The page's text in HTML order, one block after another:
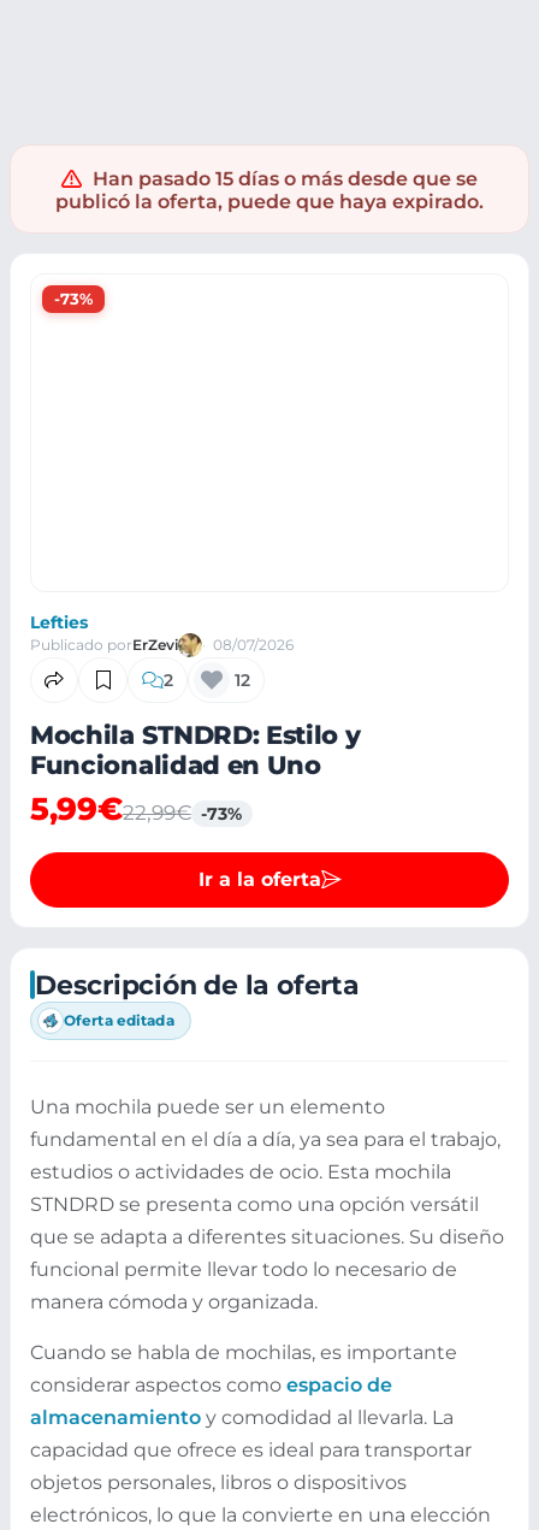
Han pasado 15 días o más desde que se
publicó la oferta, puede que haya expirado.
-73%
Lefties
Publicado porErZevi 08/07/2026
2 12
Mochila STNDRD: Estilo y
Funcionalidad en Uno
5,99€22,99€ -73%
Ir a la oferta
Descripción de la oferta
Oferta editada
Una mochila puede ser un elemento
fundamental en el día a día, ya sea para el trabajo,
estudios o actividades de ocio. Esta mochila
STNDRD se presenta como una opción versátil
que se adapta a diferentes situaciones. Su diseño
funcional permite llevar todo lo necesario de
manera cómoda y organizada.
Cuando se habla de mochilas, es importante
considerar aspectos como espacio de
almacenamiento y comodidad al llevarla. La
capacidad que ofrece es ideal para transportar
objetos personales, libros o dispositivos
electrónicos, lo que la convierte en una elección